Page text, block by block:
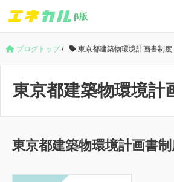
β版
ブログトップ/ 東京都建築物環境計画書制度
東京都建築物環境計
東京都建築物環境計画書